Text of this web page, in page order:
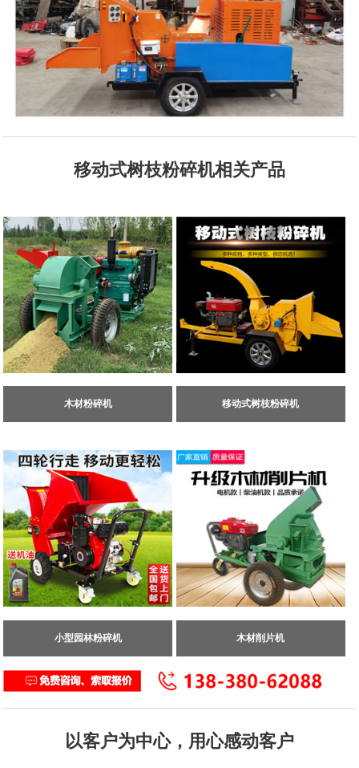
移动式树枝粉碎机相关产品
木材粉碎机 移动式树枝粉碎机
小型园林粉碎机 木材削片机
以客户为中心，用心感动客户